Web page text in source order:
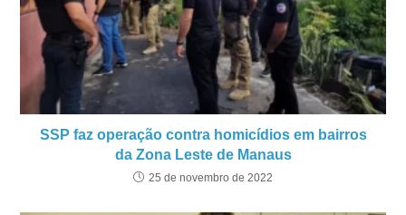
SSP faz operação contra homicídios em bairros
da Zona Leste de Manaus
25 de novembro de 2022